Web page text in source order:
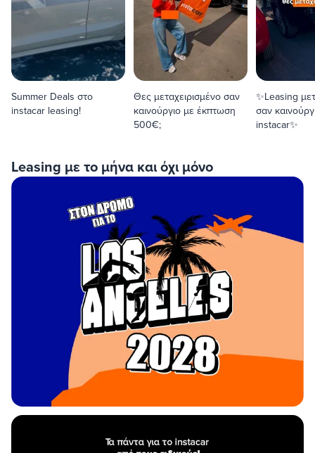
Summer Deals στο
instacar leasing!
Θες μεταχειρισμένο σαν
καινούργιο με έκπτωση
500€;
✨Leasing
σαν
instacar✨
Leasing με το μήνα και όχι μόνο